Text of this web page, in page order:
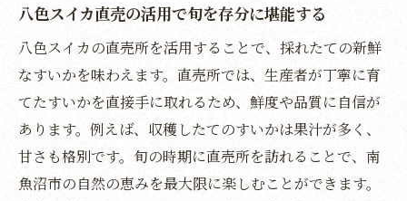
八色スイカを活かした美味しい食べ方提案
口コミで話題の八色スイカの特徴まとめ
八色スイカの日持ちと保存ポイントを紹介
おすすめアレンジで八色スイカを堪能する
すいか狩り体験と保存方法を詳しく解説
すいか狩りの流れと楽しみ方を徹底ガイド
八色スイカ直売の活用で旬を存分に堪能する
八色スイカの直売所を活用することで、採れたての新鮮
なすいかを味わえます。直売所では、生産者が丁寧に育
てたすいかを直接手に取れるため、鮮度や品質に自信が
あります。例えば、収穫したてのすいかは果汁が多く、
甘さも格別です。旬の時期に直売所を訪れることで、南
魚沼市の自然の恵みを最大限に楽しむことができます。